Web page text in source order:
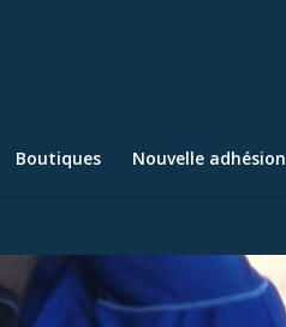
Boutiques Nouvelle adhésion